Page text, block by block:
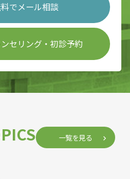
でメール相談
セリング・初診予約
一覧を見る